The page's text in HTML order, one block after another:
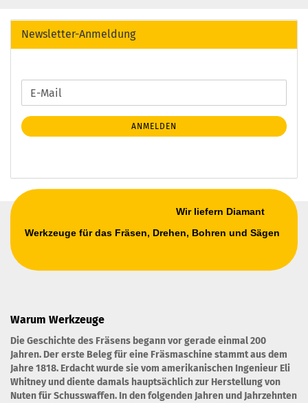
Newsletter-Anmeldung
WEITER
ZUR
NEWSLETTER-
ANMELDUNG
E-
Mail
ANMELDEN
Wir liefern Diamant
Werkzeuge für das Fräsen, Drehen, Bohren und Sägen
Warum Werkzeuge
Die Geschichte des Fräsens begann vor gerade einmal 200
Jahren. Der erste Beleg für eine Fräsmaschine stammt aus dem
Jahre 1818. Erdacht wurde sie vom amerikanischen Ingenieur Eli
Whitney und diente damals hauptsächlich zur Herstellung von
Nuten für Schusswaffen. In den folgenden Jahren und Jahrzehnten